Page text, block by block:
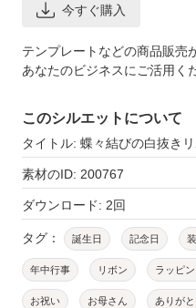
今すぐ購入
テンプレートなどの商品販売
あなたのビジネスにご活用く
このシルエットについて
タイトル: 蝶々結びの白抜き
素材のID: 200767
ダウンロード: 2回
タグ： 誕生日 記念日
年中行事 リボン ラッピ
お祝い お母さん ありがと